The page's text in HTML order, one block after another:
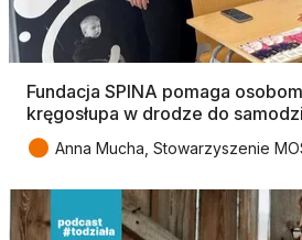
Fundacja SPINA pomaga
kręgosłupa w drodze do
● Anna Mucha, Stowarzyszenie